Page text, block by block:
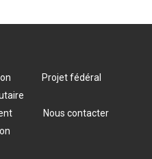
Projet fédéral
Nous contacter